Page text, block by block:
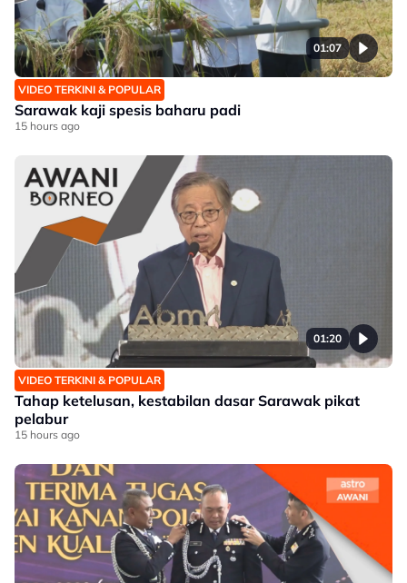
01:07
VIDEO TERKINI & POPULAR
Sarawak kaji spesis baharu padi
15 hours ago
01:20
VIDEO TERKINI & POPULAR
Tahap ketelusan, kestabilan dasar Sarawak pikat
pelabur
15 hours ago